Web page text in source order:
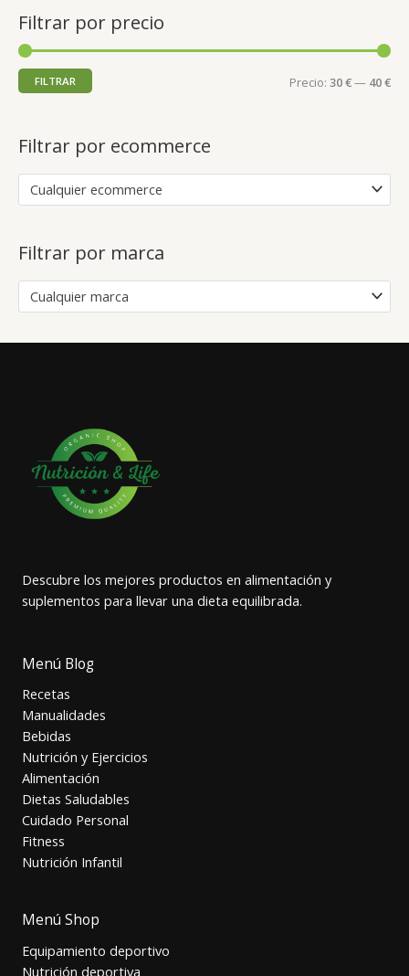
Filtrar por precio
FILTRAR Precio: 30 €— 40 €
Filtrar por ecommerce
Cualquier ecommerce
Filtrar por marca
Cualquier marca
Descubre los mejores productos en alimentación y
suplementos para llevar una dieta equilibrada.
Menú Blog
Recetas
Manualidades
Bebidas
Nutrición y Ejercicios
Alimentación
Dietas Saludables
Cuidado Personal
Fitness
Nutrición Infantil
Menú Shop
Equipamiento deportivo
Nutrición deportiva